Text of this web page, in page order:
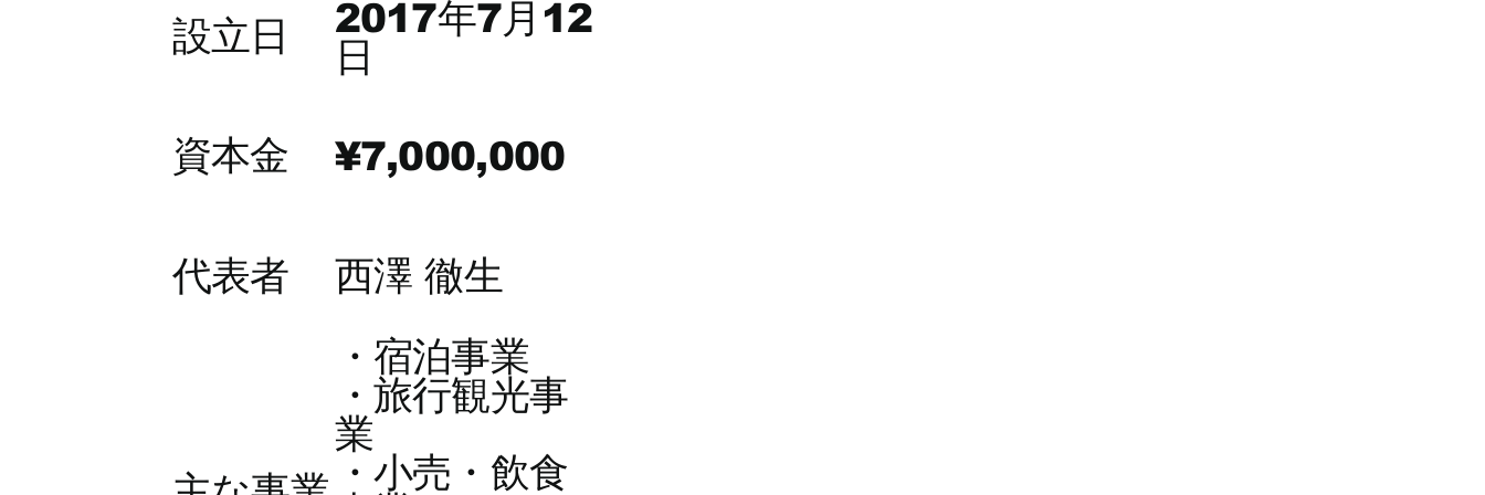
設立日
2017年7月12
日
資本金 ¥7,000,000
代表者 西澤 徹生
・宿泊事業
・旅行観光事
業
・小売・飲食